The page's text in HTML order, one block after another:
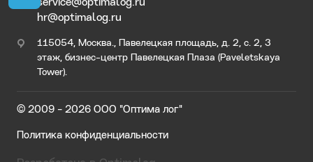
service@optimalog.ru
hr@optimalog.ru
115054, Москва., Павелецкая площадь, д. 2, с. 2, 3
этаж, бизнес-центр Павелецкая Плаза (Paveletskaya
Tower).
© 2009 - 2026 ООО "Оптима лог"
Политика конфиденциальности